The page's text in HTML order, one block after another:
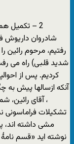
‏‏2 – تکمیل
‏شادروان داریوش
رفتیم، مرحوم رائین
شدید قلبی) راه می
کردیم. پس از
آنکه ازسالها پیش به
، آقای رائین،
تشکیلات فراماسونی
مشی داشته
نوشته اید «قسم